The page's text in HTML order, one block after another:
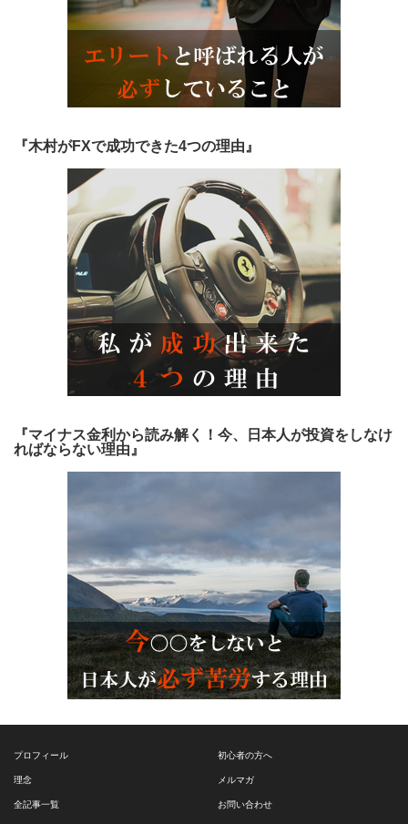
『木村がFXで成功できた4つの理由』
『マイナス金利から読み解く！今、日本人が投資をしなけ
ればならない理由』
プロフィール 初心者の方へ
理念 メルマガ
全記事一覧 お問い合わせ